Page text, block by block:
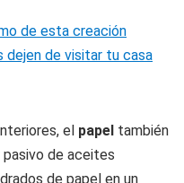
de esta creación
dejen de visitar tu casa
el papel también
de aceites
de papel en un